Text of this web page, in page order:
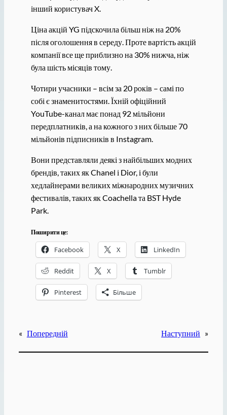
інший користувач X.
Ціна акцій YG підскочила більш ніж на 20%
після оголошення в середу. Проте вартість акцій
компанії все ще приблизно на 30% нижча, ніж
була шість місяців тому.
Чотири учасники – всім за 20 років – самі по
собі є знаменитостями. Їхній офіційний
YouTube-канал має понад 92 мільйони
передплатників, а на кожного з них більше 70
мільйонів підписників в Instagram.
Вони представляли деякі з найбільших модних
брендів, таких як Chanel і Dior, і були
хедлайнерами великих міжнародних музичних
фестивалів, таких як Coachella та BST Hyde
Park.
Поширити це:
Facebook X LinkedIn
Reddit X Tumblr
Pinterest Більше
« Попередній Наступний »